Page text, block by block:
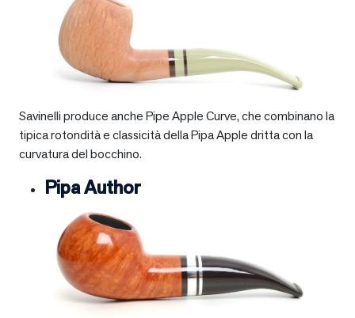
Savinelli produce anche Pipe Apple Curve, che combinano la
tipica rotondità e classicità della Pipa Apple dritta con la
curvatura del bocchino.
Pipa Author